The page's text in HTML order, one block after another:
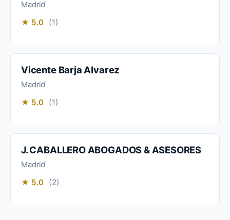
Madrid
★ 5.0 (1)
Vicente Barja Alvarez
Madrid
★ 5.0 (1)
J. CABALLERO ABOGADOS & ASESORES
Madrid
★ 5.0 (2)